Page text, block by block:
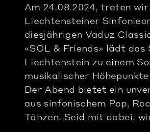
Am 24.08.2024, treten
Liechtensteiner
diesjährigen Vaduz
«SOL & Friends» lädt
Liechtenstein zu einem
musikalischer
Der Abend bietet ein
aus sinfonischem Pop,
Tänzen. Seid mit dabei,